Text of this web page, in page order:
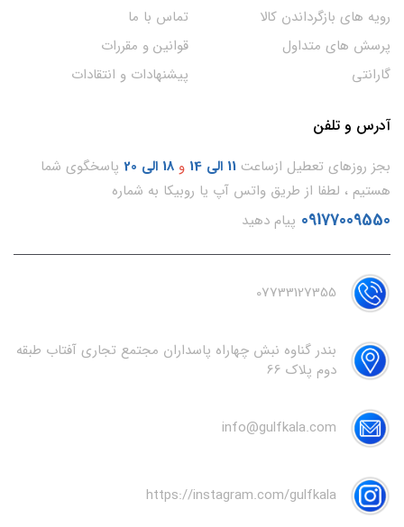
رویه های بازگرداندن کالا
پرسش های متداول
گارانتی
تماس با ما
قوانین و مقررات
پیشنهادات و انتقادات
آدرس و تلفن
بجز روزهای تعطیل ازساعت 11 الی 14 و 18 الی 20
پاسخگوی شما
هستیم ، لطفا از طریق واتس آپ یا روبیکا به شماره
09177009550 پیام دهید
07733127355
بندر گناوه نبش چهاراه پاسداران مجتمع تجاری آفتاب طبقه
دوم پلاک 66
info@gulfkala.com
https://instagram.com/gulfkala